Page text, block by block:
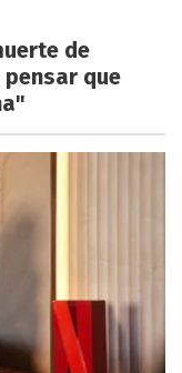
de
pensar que